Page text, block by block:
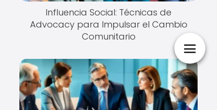
Influencia Social: Técnicas de
Advocacy para Impulsar el Cambio
Comunitario